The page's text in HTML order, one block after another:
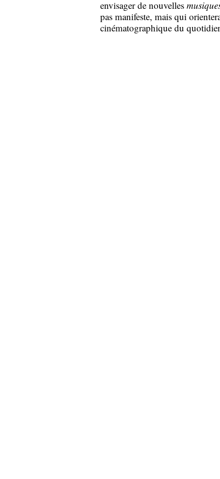
envisager de nouvelles
pas manifeste, mais qui
cinématographique du